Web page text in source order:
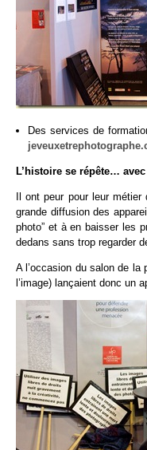
Des services de
L’histoire se répête…
Il ont peur pour leur
grande diffusion des
photo” et à en baisser les
dedans sans trop regarder
A l’occasion du salon de la
l’image) lançaient donc un